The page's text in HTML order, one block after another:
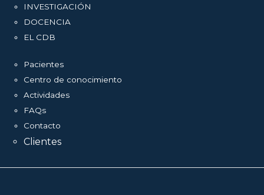
INVESTIGACIÓN
DOCENCIA
EL CDB
Pacientes
Centro de conocimiento
Actividades
FAQs
Contacto
Clientes